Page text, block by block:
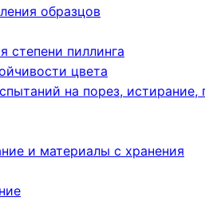
образцов
степени пиллинга
цвета
на порез, истирание,
и материалы с хранения